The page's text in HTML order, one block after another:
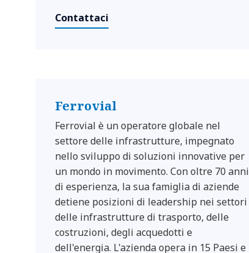
Contattaci
Ferrovial
Ferrovial è un operatore globale nel
settore delle infrastrutture, impegnato
nello sviluppo di soluzioni innovative per
un mondo in movimento. Con oltre 70 anni
di esperienza, la sua famiglia di aziende
detiene posizioni di leadership nei settori
delle infrastrutture di trasporto, delle
costruzioni, degli acquedotti e
dell'energia. L'azienda opera in 15 Paesi e